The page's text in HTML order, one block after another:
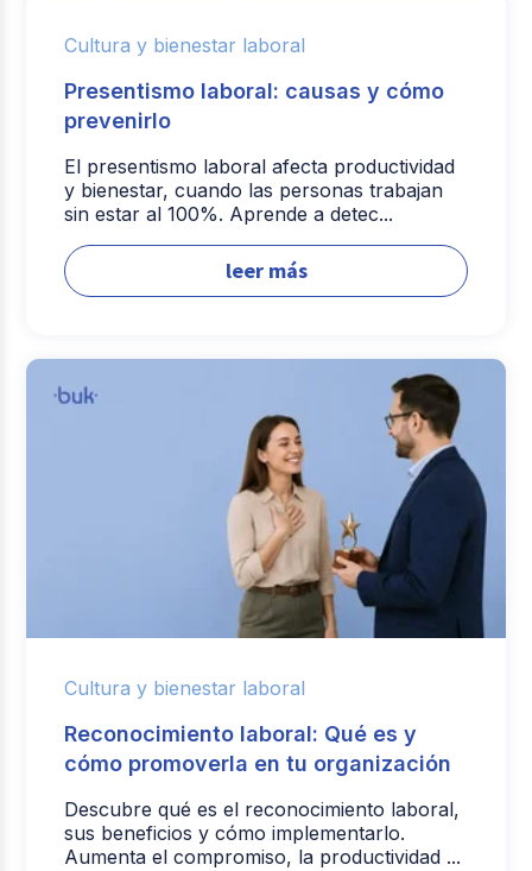
Cultura y bienestar laboral
Presentismo laboral: causas y cómo
prevenirlo
El presentismo laboral afecta productividad
y bienestar, cuando las personas trabajan
sin estar al 100%. Aprende a detec...
leer más
Cultura y bienestar laboral
Reconocimiento laboral: Qué es y
cómo promoverla en tu organización
Descubre qué es el reconocimiento laboral,
sus beneficios y cómo implementarlo.
Aumenta el compromiso, la productividad ...